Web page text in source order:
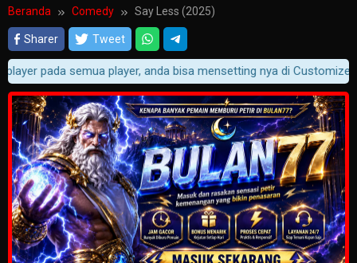
Beranda Comedy Say Less (2025)
Sharer Tweet
pada semua player, anda bisa mensetting nya di Customizer -
4 Wait Time